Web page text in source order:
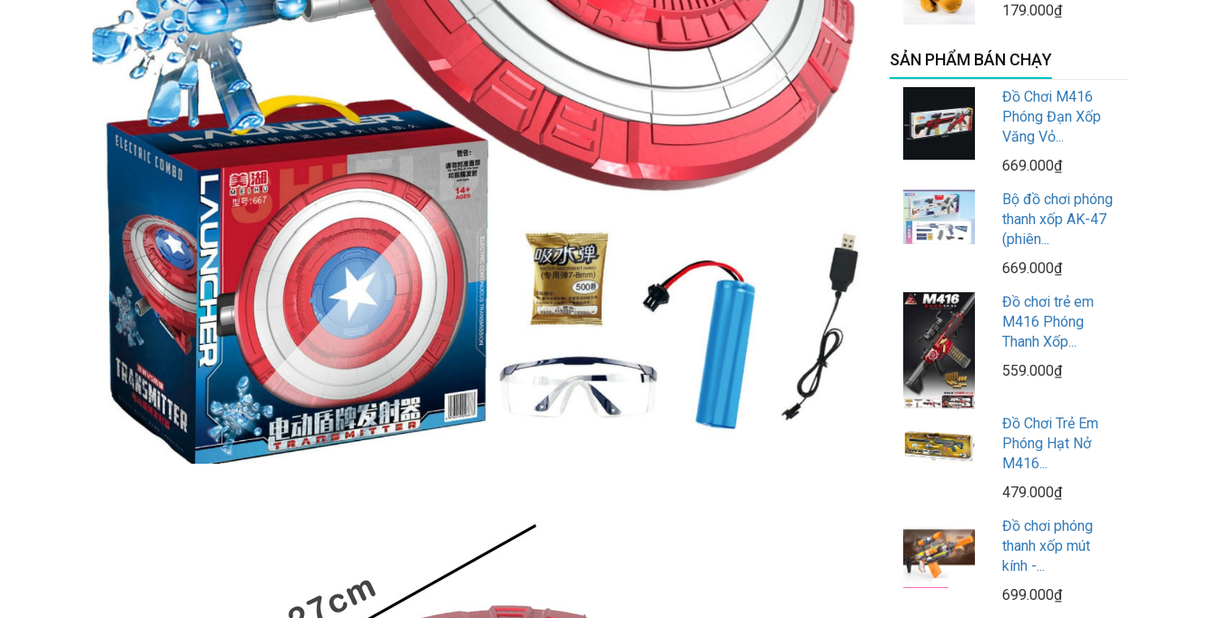
179.000₫
SẢN PHẨM BÁN CHẠY
Đồ Chơi M416
Phóng Đạn Xốp
Văng Vỏ...
669.000₫
Bộ đồ chơi phóng
thanh xốp AK-47
(phiên...
669.000₫
Đồ chơi trẻ em
M416 Phóng
Thanh Xốp...
559.000₫
Đồ Chơi Trẻ Em
Phóng Hạt Nở
M416...
479.000₫
Đồ chơi phóng
thanh xốp mút
kính -...
699.000₫